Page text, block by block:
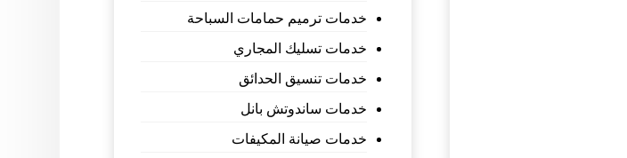
خدمات ترميم حمامات السباحة
خدمات تسليك المجاري
خدمات تنسيق الحدائق
خدمات ساندوتش بانل
خدمات صيانة المكيفات